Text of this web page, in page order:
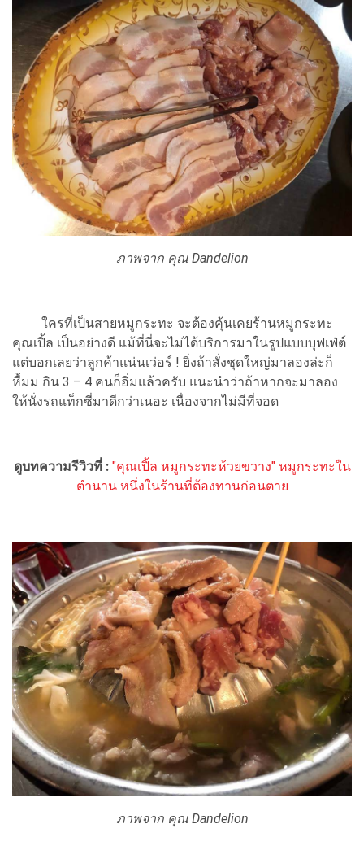
ภาพจาก คุณ Dandelion
ใครที่เป็นสายหมูกระทะ จะต้องคุ้นเคยร้านหมูกระทะ
คุณเปิ้ล เป็นอย่างดี แม้ที่นี่จะไม่ได้บริการมาในรูปแบบบุฟเฟ่ต์
แต่บอกเลยว่าลูกค้าแน่นเว่อร์ ! ยิ่งถ้าสั่งชุดใหญ่มาลองล่ะก็
หื้มม กิน 3 – 4 คนก็อิ่มแล้วครับ แนะนำว่าถ้าหากจะมาลอง
ให้นั่งรถแท็กซี่มาดีกว่าเนอะ เนื่องจากไม่มีที่จอด
ดูบทความรีวิวที่ : "คุณเปิ้ล หมูกระทะห้วยขวาง" หมูกระทะใน
ตำนาน หนึ่งในร้านที่ต้องทานก่อนตาย
ภาพจาก คุณ Dandelion